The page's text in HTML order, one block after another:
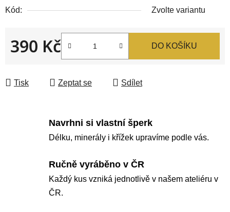
Kód:
Zvolte variantu
390 Kč DO KOŠÍKU
Tisk Zeptat se Sdílet
Navrhni si vlastní šperk
Délku, minerály i křížek upravíme podle vás.
Ručně vyráběno v ČR
Každý kus vzniká jednotlivě v našem ateliéru v
ČR.